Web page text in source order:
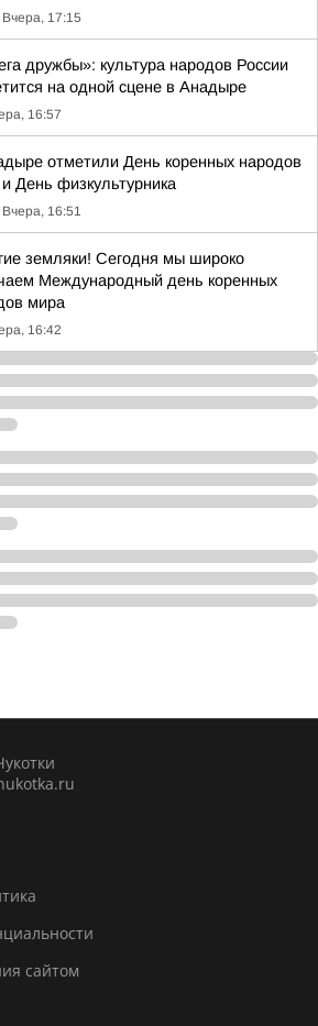
Вчера, 17:15
дружбы»: культура народов России
на одной сцене в Анадыре
16:57
отметили День коренных народов
День физкультурника
Вчера, 16:51
земляки! Сегодня мы широко
Международный день коренных
мира
16:42
сайтом